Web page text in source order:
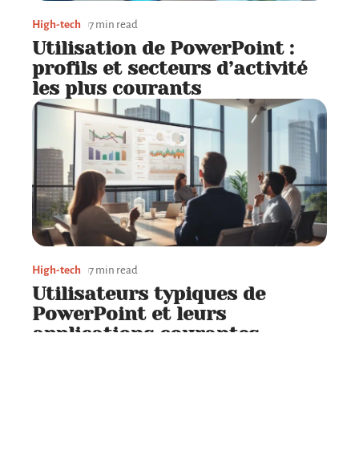
High-tech 7 min read
Utilisation de PowerPoint :
profils et secteurs d’activité
les plus courants
High-tech 7 min read
Utilisateurs typiques de
PowerPoint et leurs
applications courantes